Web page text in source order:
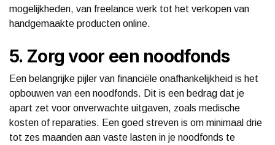
mogelijkheden, van freelance werk tot het verkopen van
handgemaakte producten online.
5. Zorg voor een noodfonds
Een belangrijke pijler van financiële onafhankelijkheid is het
opbouwen van een noodfonds. Dit is een bedrag dat je
apart zet voor onverwachte uitgaven, zoals medische
kosten of reparaties. Een goed streven is om minimaal drie
tot zes maanden aan vaste lasten in je noodfonds te